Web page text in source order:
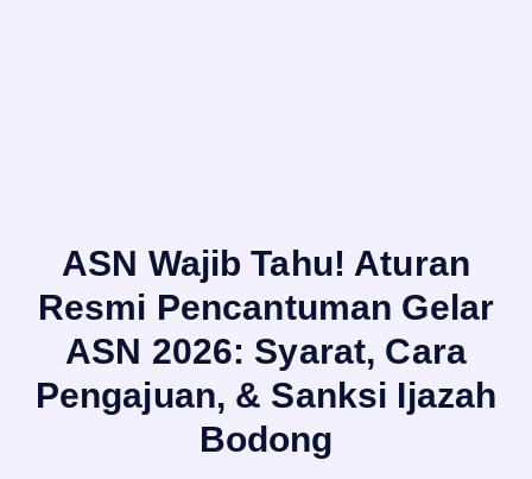
ASN Wajib Tahu! Aturan
Resmi Pencantuman Gelar
ASN 2026: Syarat, Cara
Pengajuan, & Sanksi Ijazah
Bodong